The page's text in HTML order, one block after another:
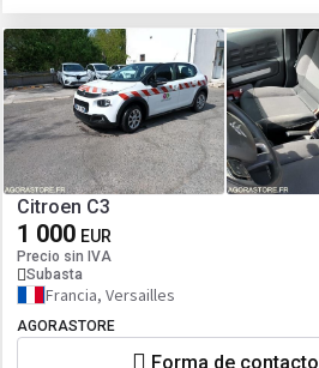
Citroen C3
1 000 EUR
Precio sin IVA
Subasta
Francia, Versailles
AGORASTORE
Forma de contacto